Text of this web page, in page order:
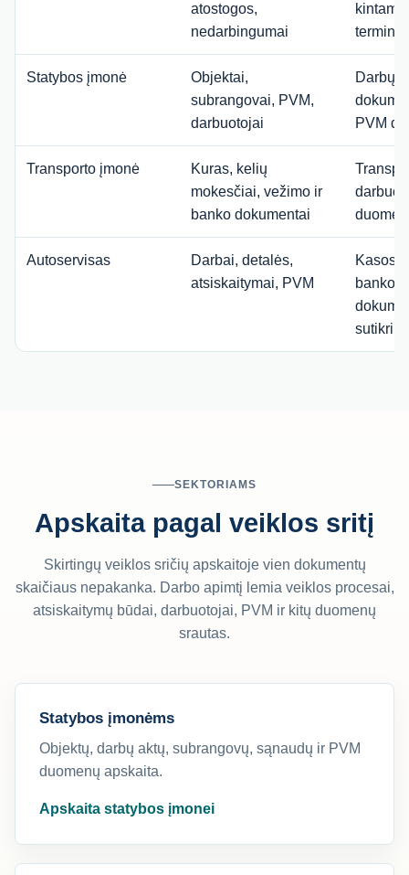
atostogos,
nedarbingumai
kintami
terminai
Statybos įmonė
Objektai,
subrangovai, PVM,
darbuotojai
Darbų
PVM
Transporto įmonė
Kuras, kelių
mokesčiai, vežimo ir
banko dokumentai
Autoservisas
Darbai, detalės,
atsiskaitymai, PVM
Kasos,
banko
SEKTORIAMS
Apskaita pagal veiklos sritį
Skirtingų veiklos sričių apskaitoje vien dokumentų
skaičiaus nepakanka. Darbo apimtį lemia veiklos procesai,
atsiskaitymų būdai, darbuotojai, PVM ir kitų duomenų
srautas.
Statybos įmonėms
Objektų, darbų aktų, subrangovų, sąnaudų ir PVM
duomenų apskaita.
Apskaita statybos įmonei